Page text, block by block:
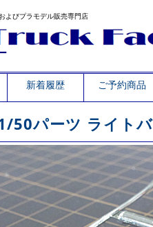
よびプラモデル販売専門店
新着履歴 ご予約商品
50パーツ ライト